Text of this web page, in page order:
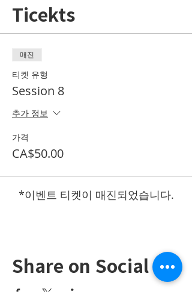
Ticekts
매진
티켓 유형
Session 8
추가 정보
가격
CA$50.00
*이벤트 티켓이 매진되었습니다.
Share on Social